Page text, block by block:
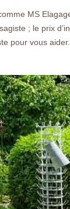
MS
; le prix
pour vous